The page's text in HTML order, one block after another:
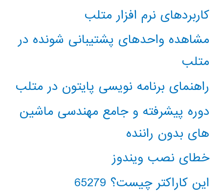
کاربردهای نرم افزار متلب
مشاهده واحدهای پشتیبانی شونده در
متلب
راهنمای برنامه نویسی پایتون در متلب
دوره پیشرفته و جامع مهندسی ماشین
های بدون راننده
خطای نصب ویندوز
این کاراکتر چیست؟ 65279